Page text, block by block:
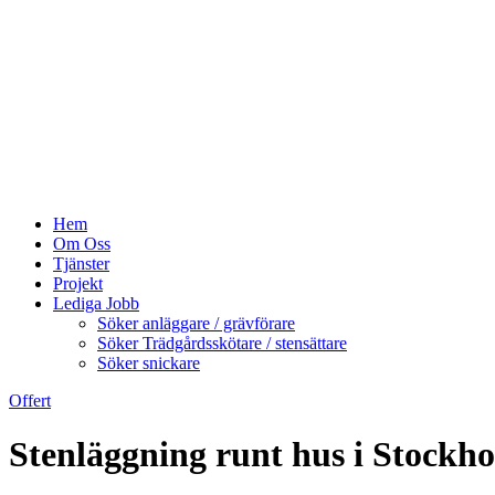
Hem
Om Oss
Tjänster
Projekt
Lediga Jobb
Söker anläggare / grävförare
Söker Trädgårdsskötare / stensättare
Söker snickare
Offert
Stenläggning runt hus i